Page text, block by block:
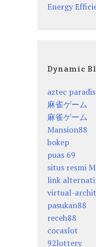
Energy
Dynamic
aztec
麻雀ゲーム
麻雀ゲーム
Mansion88
bokep
puas 69
situs resmi
link
virtual-
pasukan88
receh88
cocaslot
92lottery